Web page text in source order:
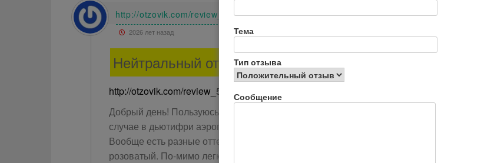
http://otzovik.com/review_5022369.html
2026 лет назад
Нейтральный отзыв
http://otzovik.com/review_5022369.html
Добрый день! Пользуюсь этим блеском Clarins Eclat Minute тон 01 уже давно, покупаю при
случае в дьютифри аэропортах, цена конечно немного кусается, но поверьте он того стоит!
Вообще есть разные оттенки, но на губах они все равно чуть заметны, я выбираю слегка
розоватый. По-мимо легкого блеска, он хорошо увлажняет губы, даже зимой когда кожа губ
Тема
Тип отзыва
Сообщение